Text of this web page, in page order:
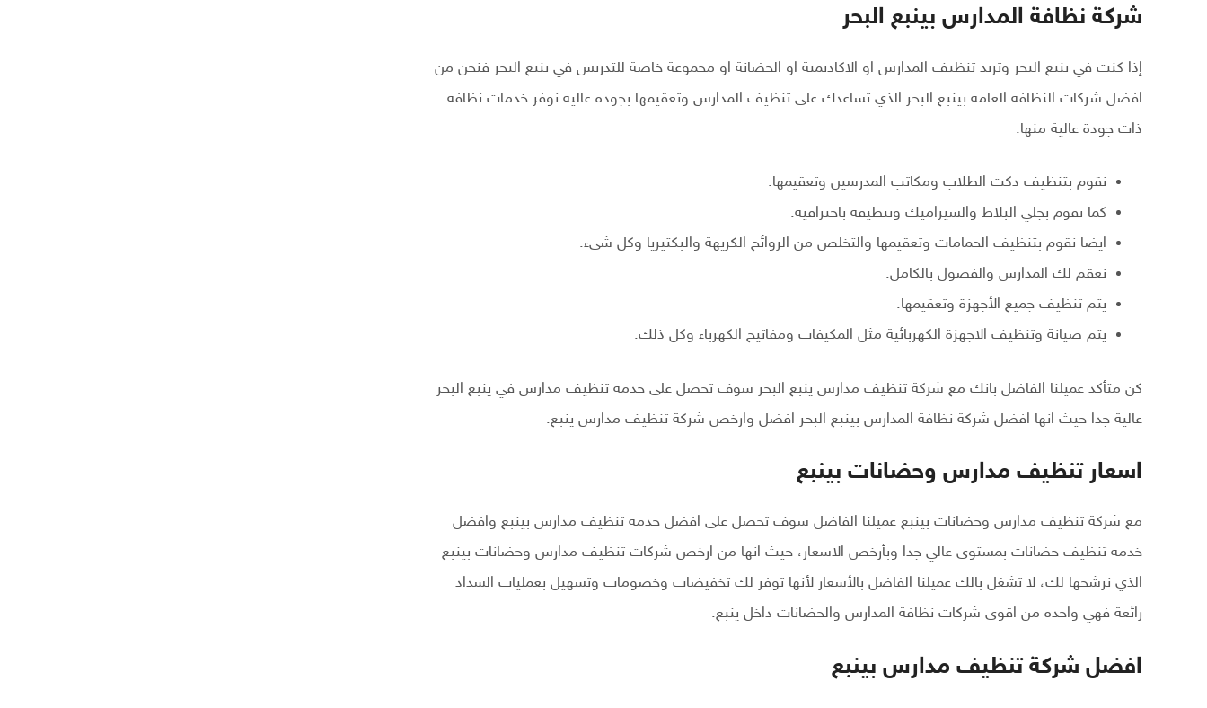
شركة نظافة المدارس بينبع البحر
إذا كنت في ينبع البحر وتريد تنظيف المدارس او الاكاديمية او الحضانة او مجموعة خاصة للتدريس في ينبع البحر فنحن من
افضل شركات النظافة العامة بينبع البحر الذي تساعدك على تنظيف المدارس وتعقيمها بجوده عالية نوفر خدمات نظافة
ذات جودة عالية منها.
نقوم بتنظيف دكت الطلاب ومكاتب المدرسين وتعقيمها.
كما نقوم بجلي البلاط والسيراميك وتنظيفه باحترافيه.
ايضا نقوم بتنظيف الحمامات وتعقيمها والتخلص من الروائح الكريهة والبكتيريا وكل شيء.
نعقم لك المدارس والفصول بالكامل.
يتم تنظيف جميع الأجهزة وتعقيمها.
يتم صيانة وتنظيف الاجهزة الكهربائية مثل المكيفات ومفاتيح الكهرباء وكل ذلك.
كن متأكد عميلنا الفاضل بانك مع شركة تنظيف مدارس ينبع البحر سوف تحصل على خدمه تنظيف مدارس في ينبع البحر
عالية جدا حيث انها افضل شركة نظافة المدارس بينبع البحر افضل وارخص شركة تنظيف مدارس ينبع.
اسعار تنظيف مدارس وحضانات بينبع
مع شركة تنظيف مدارس وحضانات بينبع عميلنا الفاضل سوف تحصل على افضل خدمه تنظيف مدارس بينبع وافضل
خدمه تنظيف حضانات بمستوى عالي جدا وبأرخص الاسعار، حيث انها من ارخص شركات تنظيف مدارس وحضانات بينبع
الذي نرشحها لك، لا تشغل بالك عميلنا الفاضل بالأسعار لأنها توفر لك تخفيضات وخصومات وتسهيل بعمليات السداد
رائعة فهي واحده من اقوى شركات نظافة المدارس والحضانات داخل ينبع.
افضل شركة تنظيف مدارس بينبع